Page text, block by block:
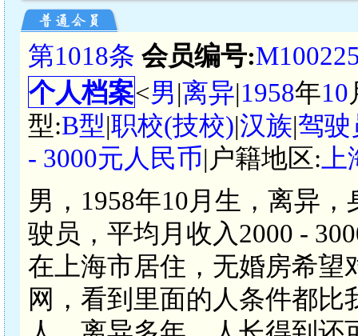
第1018条 会员编号:
个人档案<男|离异|1958年10
型:B型|职校(技校)|汉族|驾驶
- 3000元人民币|户籍地区:
男，1958年10月生，离异
驶员，平均月收入2000 -
在上海市居住，无婚房希望
网，看到里面的人条件都